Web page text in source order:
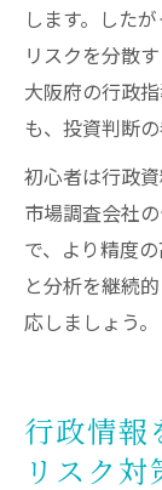
します。した
リスクを分散
大阪府の行政
も、投資判断の
初心者は行政
市場調査会社
で、より精度
と分析を継続
応しましょう。
行政情報
リスク対